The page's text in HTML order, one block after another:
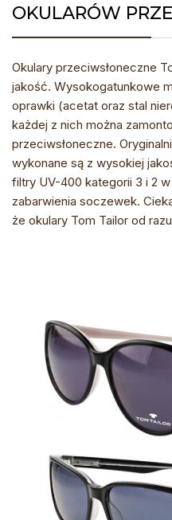
OKULARÓW
Okulary przeciwsłoneczne
jakość. Wysokogatunkowe
oprawki (acetat oraz stal
każdej z nich można
przeciwsłoneczne.
wykonane są z wysokiej
filtry UV-400 kategorii 3 i 2
zabarwienia soczewek.
że okulary Tom Tailor od